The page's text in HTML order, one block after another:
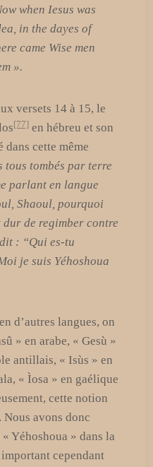
when Iesus was
in the dayes of
came Wise men
».
versets 14 à 15, le
[77] en hébreu et son
cette même
tous tombés par terre
parlant en langue
Shaoul, pourquoi
dur de regimber contre
: “Qui es-tu
je suis Yéhoshoua
d’autres langues, on
» en arabe, « Gesù »
antillais, « Isùs » en
« Ìosa » en gaélique
cette notion
avons donc
Yéhoshoua » dans la
cependant